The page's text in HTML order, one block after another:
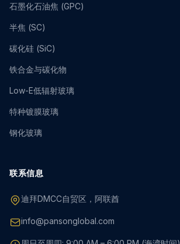
石墨化石油焦 (GPC)
半焦 (SC)
碳化硅 (SiC)
铁合金与碳化物
Low-E低辐射玻璃
特种镀膜玻璃
钢化玻璃
联系信息
迪拜DMCC自贸区，阿联酋
info@pansonglobal.com